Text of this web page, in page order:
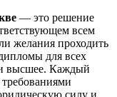
— это решение
всем
желания проходить
для всех
и высшее. Каждый
силу и